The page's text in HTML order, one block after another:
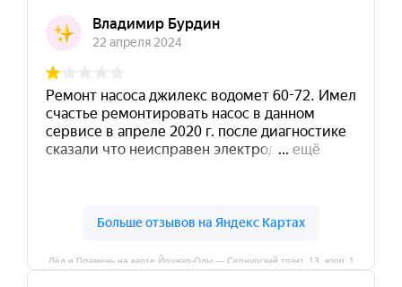
Лёд и Пламень на карте Йошкар‑Олы — Сернурский тракт, 13, корп. 1